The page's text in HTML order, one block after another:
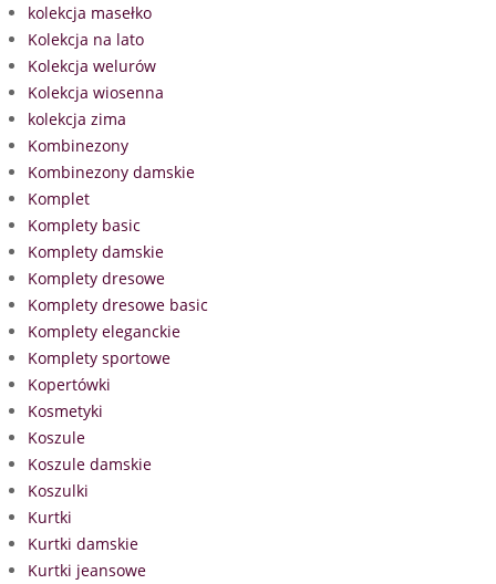
kolekcja masełko
Kolekcja na lato
Kolekcja welurów
Kolekcja wiosenna
kolekcja zima
Kombinezony
Kombinezony damskie
Komplet
Komplety basic
Komplety damskie
Komplety dresowe
Komplety dresowe basic
Komplety eleganckie
Komplety sportowe
Kopertówki
Kosmetyki
Koszule
Koszule damskie
Koszulki
Kurtki
Kurtki damskie
Kurtki jeansowe